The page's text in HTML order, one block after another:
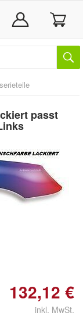
passt
132,12 €
inkl. MwSt.